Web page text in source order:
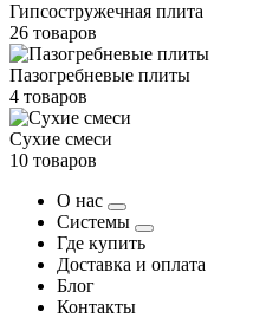
Гипсостружечная плита
26 товаров
Пазогребневые плиты
4 товаров
Сухие смеси
10 товаров
О нас
Системы
Где купить
Доставка и оплата
Блог
Контакты